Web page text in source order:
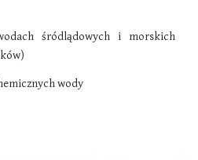
śródlądowych i morskich
wody